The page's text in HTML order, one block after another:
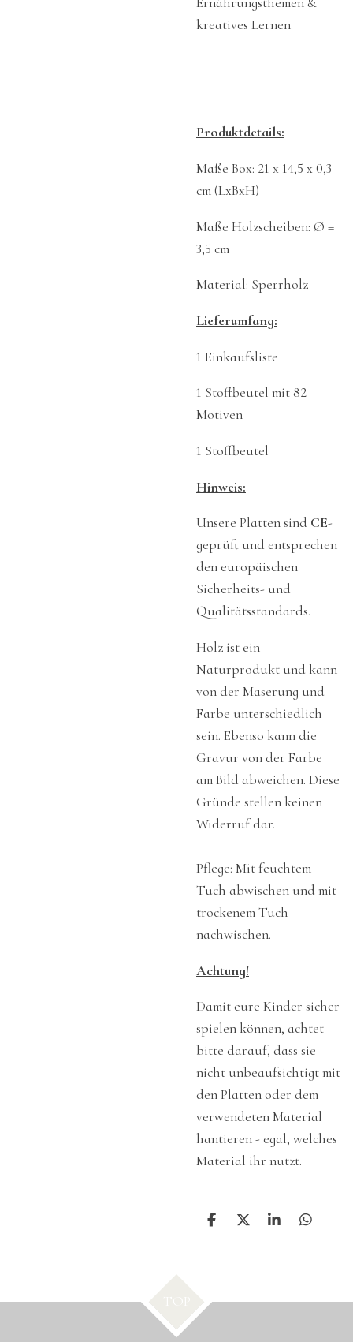
kreatives Lernen
Produktdetails:
Maße Box: 21 x 14,5 x 0,3
cm (LxBxH)
Maße Holzscheiben: Ø =
3,5 cm
Material: Sperrholz
Lieferumfang:
1 Einkaufsliste
1 Stoffbeutel mit 82
Motiven
1 Stoffbeutel
Hinweis:
Unsere Platten sind CE-
geprüft und entsprechen
den europäischen
Sicherheits- und
Qualitätsstandards.
Holz ist ein
Naturprodukt und kann
von der Maserung und
Farbe unterschiedlich
sein. Ebenso kann die
Gravur von der Farbe
am Bild abweichen. Diese
Gründe stellen keinen
Widerruf dar.
Pflege: Mit feuchtem
Tuch abwischen und mit
trockenem Tuch
nachwischen.
Achtung!
Damit eure Kinder sicher
spielen können, achtet
bitte darauf, dass sie
nicht unbeaufsichtigt mit
den Platten oder dem
verwendeten Material
hantieren - egal, welches
Material ihr nutzt.
T
T
T
T